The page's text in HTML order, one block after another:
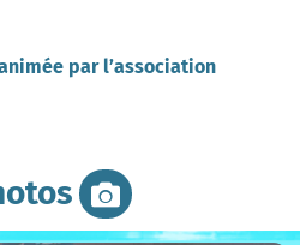
par l’association